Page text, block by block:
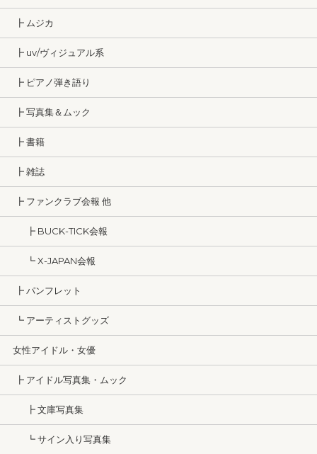
┣ ムジカ
┣ uv/ヴィジュアル系
┣ ピアノ弾き語り
┣ 写真集＆ムック
┣ 書籍
┣ 雑誌
┣ ファンクラブ会報 他
┣ BUCK-TICK会報
┗ X-JAPAN会報
┣ パンフレット
┗ アーティストグッズ
女性アイドル・女優
┣ アイドル写真集・ムック
┣ 文庫写真集
┗ サイン入り写真集